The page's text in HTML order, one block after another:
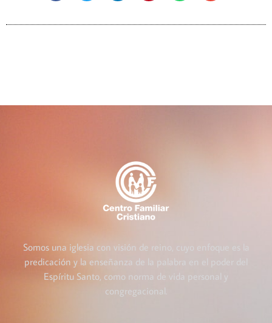
Somos una iglesia con visión de reino, cuyo enfoque es la
predicación y la enseñanza de la palabra en el poder del
Espíritu Santo, como norma de vida personal y
congregacional.